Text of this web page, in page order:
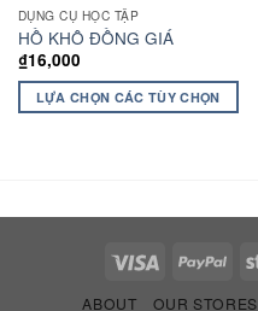
DỤNG CỤ HỌC TẬP
HỒ KHÔ ĐỒNG GIÁ
₫16,000
LỰA CHỌN CÁC TÙY CHỌN
ABOUT OUR STORES